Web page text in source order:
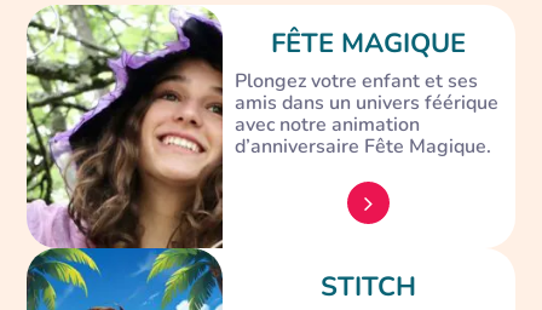
FÊTE MAGIQUE
Plongez votre enfant et ses
amis dans un univers féérique
avec notre animation
d’anniversaire Fête Magique.
STITCH